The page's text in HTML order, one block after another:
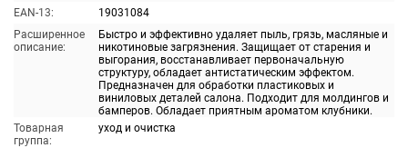
EAN-13:
19031084
Расширенное
описание:
Быстро и эффективно удаляет пыль, грязь, масляные и
никотиновые загрязнения. Защищает от старения и
выгорания, восстанавливает первоначальную
структуру, обладает антистатическим эффектом.
Предназначен для обработки пластиковых и
виниловых деталей салона. Подходит для молдингов и
бамперов. Обладает приятным ароматом клубники.
Товарная
группа:
уход и очистка